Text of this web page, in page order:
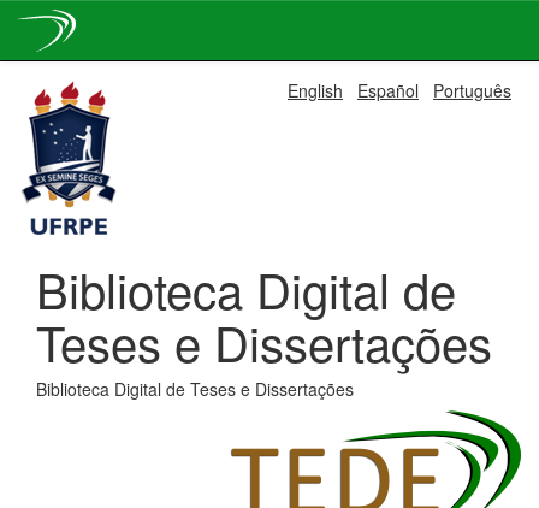
navigation
English Español Português
Biblioteca Digital de
Teses e Dissertações
Biblioteca Digital de Teses e Dissertações